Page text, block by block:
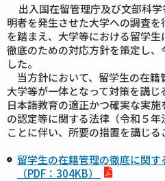
出入国在留管理庁及び文部科
明者を発生させた大学への調査
を踏まえ、大学等における留学
徹底のための対応方針を策定し
した。
当方針において、留学生の在籍
大学等が一体となって対策を講じ
日本語教育の適正かつ確実な実
の認定等に関する法律（令和５
ことに伴い、所要の措置を講じる
留学生の在籍管理の徹底に関
（PDF：304KB）